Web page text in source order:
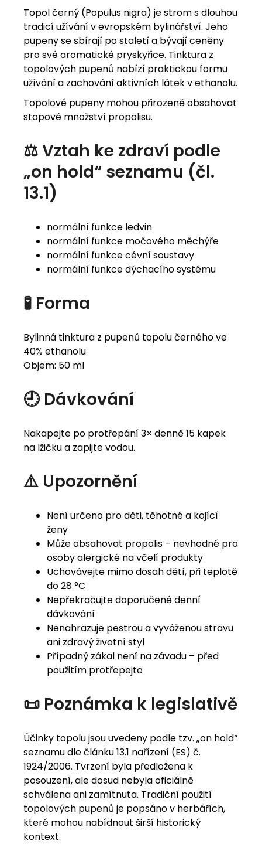
Topol černý (Populus nigra) je strom s dlouhou
tradicí užívání v evropském bylinářství. Jeho
pupeny se sbírají po staletí a bývají ceněny
pro své aromatické pryskyřice. Tinktura z
topolových pupenů nabízí praktickou formu
užívání a zachování aktivních látek v ethanolu.
Topolové pupeny mohou přirozeně obsahovat
stopové množství propolisu.
⚖️ Vztah ke zdraví podle
„on hold“ seznamu (čl.
13.1)
normální funkce ledvin
normální funkce močového měchýře
normální funkce cévní soustavy
normální funkce dýchacího systému
🧪 Forma
Bylinná tinktura z pupenů topolu černého ve
40% ethanolu
Objem: 50 ml
🕘 Dávkování
Nakapejte po protřepání 3× denně 15 kapek
na lžičku a zapijte vodou.
⚠️ Upozornění
Není určeno pro děti, těhotné a kojící
ženy
Může obsahovat propolis – nevhodné pro
osoby alergické na včelí produkty
Uchovávejte mimo dosah dětí, při teplotě
do 28 °C
Nepřekračujte doporučené denní
dávkování
Nenahrazuje pestrou a vyváženou stravu
ani zdravý životní styl
Případný zákal není na závadu – před
použitím protřepejte
📜 Poznámka k legislativě
Účinky topolu jsou uvedeny podle tzv. „on hold“
seznamu dle článku 13.1 nařízení (ES) č.
1924/2006. Tvrzení byla předložena k
posouzení, ale dosud nebyla oficiálně
schválena ani zamítnuta. Tradiční použití
topolových pupenů je popsáno v herbářích,
které mohou nabídnout širší historický
kontext.